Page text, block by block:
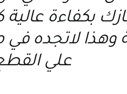
بكفاءة عالية
وهذا لاتجده
علي